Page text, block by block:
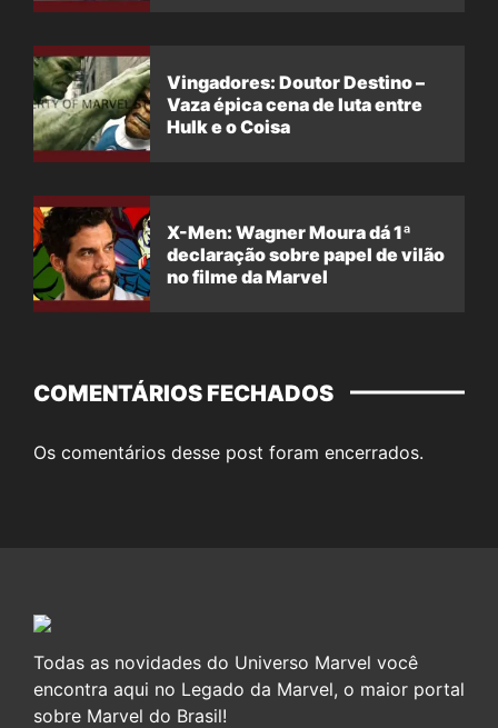
Vingadores: Doutor Destino –
Vaza épica cena de luta entre
Hulk e o Coisa
X-Men: Wagner Moura dá 1ª
declaração sobre papel de vilão
no filme da Marvel
COMENTÁRIOS FECHADOS
Os comentários desse post foram encerrados.
Todas as novidades do Universo Marvel você
encontra aqui no Legado da Marvel, o maior portal
sobre Marvel do Brasil!